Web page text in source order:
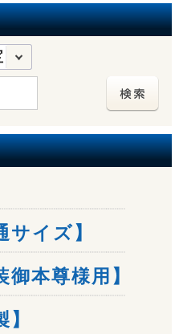
サイズ】
本尊様用】